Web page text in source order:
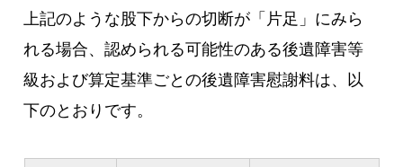
上記のような股下からの切断が「片足」にみら
れる場合、認められる可能性のある後遺障害等
級および算定基準ごとの後遺障害慰謝料は、以
下のとおりです。